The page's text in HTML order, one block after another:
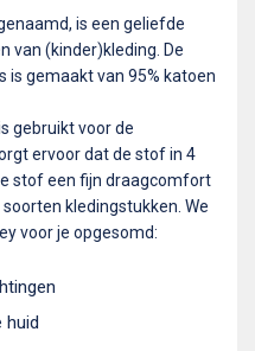
is een geliefde
van (kinder)kleding. De
is gemaakt van 95% katoen
gebruikt voor de
ervoor dat de stof in 4
stof een fijn draagcomfort
kledingstukken. We
voor je opgesomd:
huid